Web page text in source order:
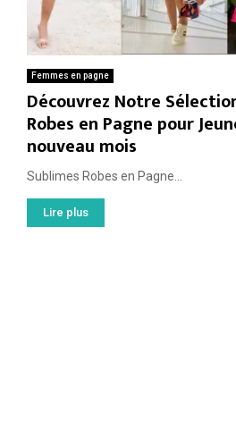
Femmes en pagne
Découvrez Notre
Robes en Pagne pour
nouveau mois
Sublimes Robes en Pagne...
Lire plus